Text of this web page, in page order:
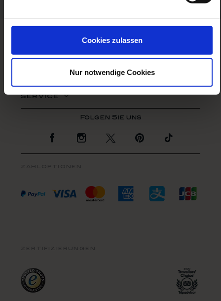
Cookies zulassen
Nur notwendige Cookies
service
Zur Facebook Seite
Zur Instagram Seite
Zur Twitter Seite
Zur Pinterest